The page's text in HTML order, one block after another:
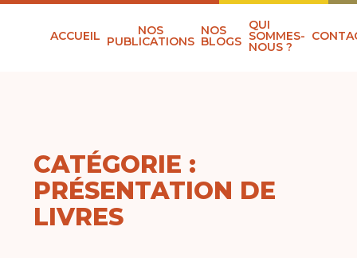
ACCUEIL NOS
PUBLICATIONS
NOS
BLOGS
QUI
SOMMES-
NOUS ?
CATÉGORIE :
PRÉSENTATION DE
LIVRES